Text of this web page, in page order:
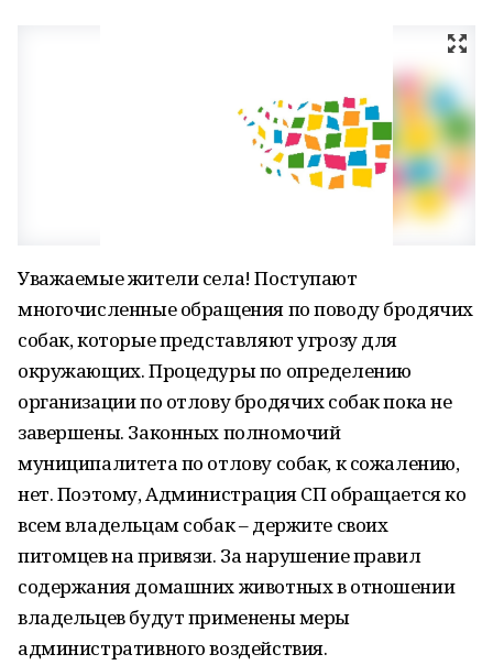
Уважаемые жители села! Поступают
многочисленные обращения по поводу бродячих
собак, которые представляют угрозу для
окружающих. Процедуры по определению
организации по отлову бродячих собак пока не
завершены. Законных полномочий
муниципалитета по отлову собак, к сожалению,
нет. Поэтому, Администрация СП обращается ко
всем владельцам собак – держите своих
питомцев на привязи. За нарушение правил
содержания домашних животных в отношении
владельцев будут применены меры
административного воздействия.